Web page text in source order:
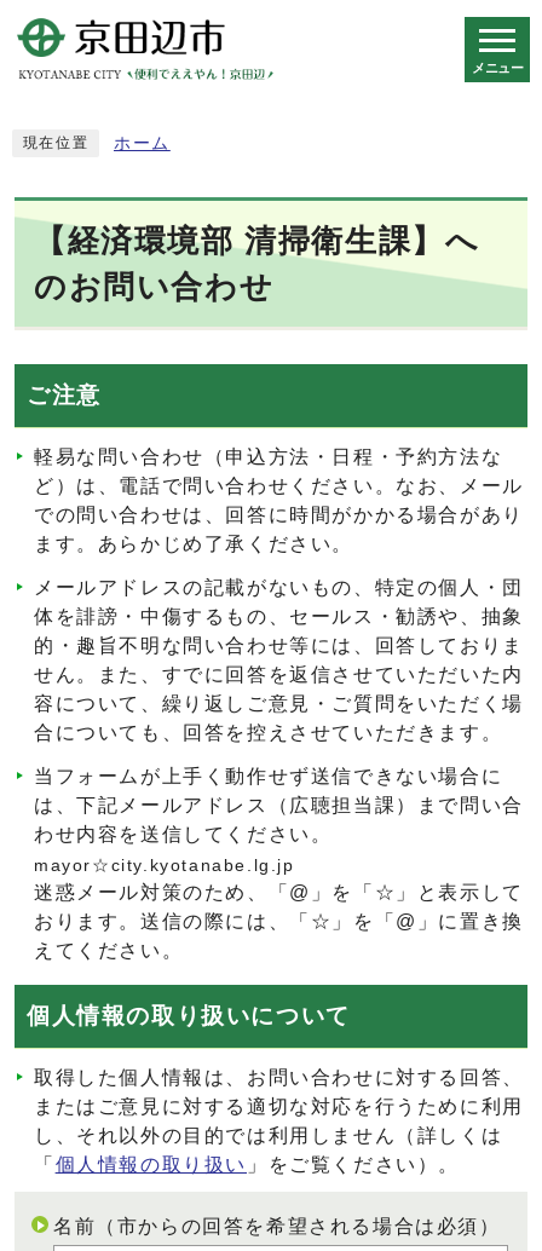
メニュー
現在位置 ホーム
【経済環境部 清掃衛生課】へ
のお問い合わせ
ご注意
軽易な問い合わせ（申込方法・日程・予約方法な
ど）は、電話で問い合わせください。なお、メール
での問い合わせは、回答に時間がかかる場合があり
ます。あらかじめ了承ください。
メールアドレスの記載がないもの、特定の個人・団
体を誹謗・中傷するもの、セールス・勧誘や、抽象
的・趣旨不明な問い合わせ等には、回答しておりま
せん。また、すでに回答を返信させていただいた内
容について、繰り返しご意見・ご質問をいただく場
合についても、回答を控えさせていただきます。
当フォームが上手く動作せず送信できない場合に
は、下記メールアドレス（広聴担当課）まで問い合
わせ内容を送信してください。
mayor☆city.kyotanabe.lg.jp
迷惑メール対策のため、「@」を「☆」と表示して
おります。送信の際には、「☆」を「@」に置き換
えてください。
個人情報の取り扱いについて
取得した個人情報は、お問い合わせに対する回答、
またはご意見に対する適切な対応を行うために利用
し、それ以外の目的では利用しません（詳しくは
「 個人情報の取り扱い 」をご覧ください）。
名前（市からの回答を希望される場合は必須）